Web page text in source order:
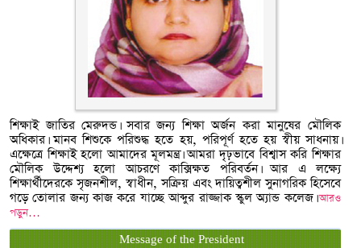
শিক্ষাই জাতির মেরুদন্ড। সবার জন্য শিক্ষা অর্জন করা মানুষের মৌলিক
অধিকার। মানব শিশুকে পরিশুদ্ধ হতে হয়, পরিপূর্ণ হতে হয় স্বীয় সাধনায়।
এক্ষেত্রে শিক্ষাই হলো আমাদের মূলমন্ত্র। আমরা দৃঢ়ভাবে বিশ্বাস করি শিক্ষার
মৌলিক উদ্দেশ্য হলো আচরণে কাক্সিক্ষত পরিবর্তন। আর এ লক্ষ্যে
শিক্ষার্থীদেরকে সৃজনশীল, স্বাধীন, সক্রিয় এবং দায়িত্বশীল সুনাগরিক হিসেবে
গড়ে তোলার জন্য কাজ করে যাচ্ছে আব্দুর রাজ্জাক স্কুল অ্যান্ড কলেজ। আরও
পড়ুন…
Message of the President